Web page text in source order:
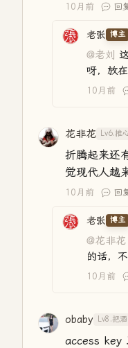
10月前 回
老张 博主
@老刘
呀，放在
10月前
花非花 Lv6.推
折腾起来还
觉现代人越
10月前 回
老张 博主
@花非花
的话，
10月前
obaby Lv8.把
access key